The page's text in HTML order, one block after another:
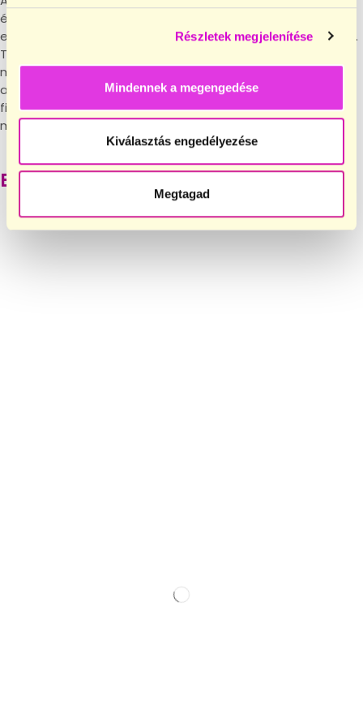
Részletek megjelenítése
Mindennek a megengedése
Kiválasztás engedélyezése
Megtagad
édességek cukortartalmát csökkentsük, hogy minél
egészségesebb formában tudjunk finomságokkal szolgálni.
Tudjuk, hogy fogyasztóink számára fontos, hogy ne csak
mentesek legyenek az édességeink, de cukortartalmuk is
alacsonyabb legyen. Az eritrit használatával termékeink
finomak és édesek maradnak, minden, egészségre káros
mellékhatás nélkül.
Ezek is érdekelhetnek